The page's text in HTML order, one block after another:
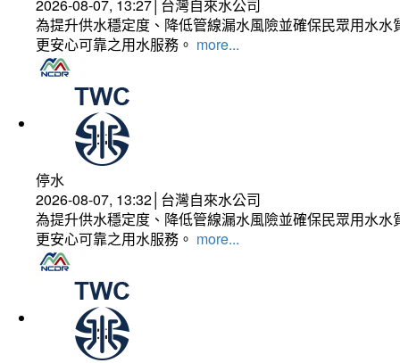
2026-08-07, 13:27│台灣自來水公司
為提升供水穩定度、降低管線漏水風險並確保民眾用水
更安心可靠之用水服務。 more...
停水
2026-08-07, 13:32│台灣自來水公司
為提升供水穩定度、降低管線漏水風險並確保民眾用水
更安心可靠之用水服務。 more...